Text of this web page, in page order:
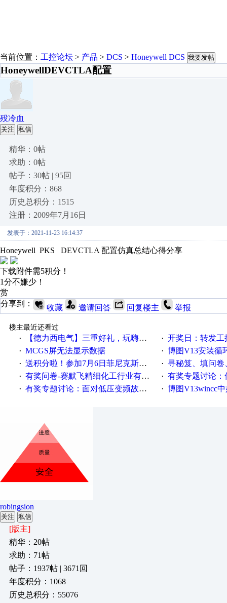
当前位置： 工控论坛 > 产品 > DCS > Honeywell DCS 我要发帖
HoneywellDEVCTLA配置
殁冷血
关注 私信
精华：0帖
求助：0帖
帖子：30帖 | 95回
年度积分：868
历史总积分：1515
注册：2009年7月16日
发表于：2021-11-23 16:14:37
Honeywell PKS DEVCTLA 配置仿真总结心得分享
下载附件需5积分！
1分不嫌少！
赏
分享到：
收藏 邀请回答 回复楼主 举报
楼主最近还看过
·
【德力西电气】三重好礼，玩嗨夏日！ · 开奖日：转发工控速派
· MCGS屏无法显示数据 · 博图V13安装循环重启
· 送积分啦！参加7月6日菲尼克斯在线研讨会即得 · 寻秘笈、填问卷
· 有奖问卷-赛默飞精细化工行业有奖调查来袭！ · 有奖专题讨论：伺服选择
· 有奖专题讨论：面对低压变频故障，老手是这样解决的！ · 博图V13wincc中如何
robingsion
关注 私信
[版主]
精华：20帖
求助：71帖
帖子：1937帖 | 3671回
年度积分：1068
历史总积分：55076